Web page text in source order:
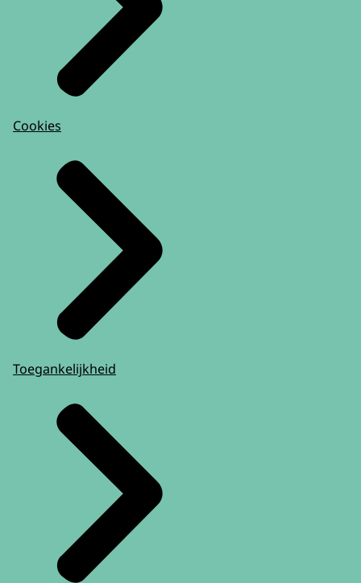
Cookies
Toegankelijkheid